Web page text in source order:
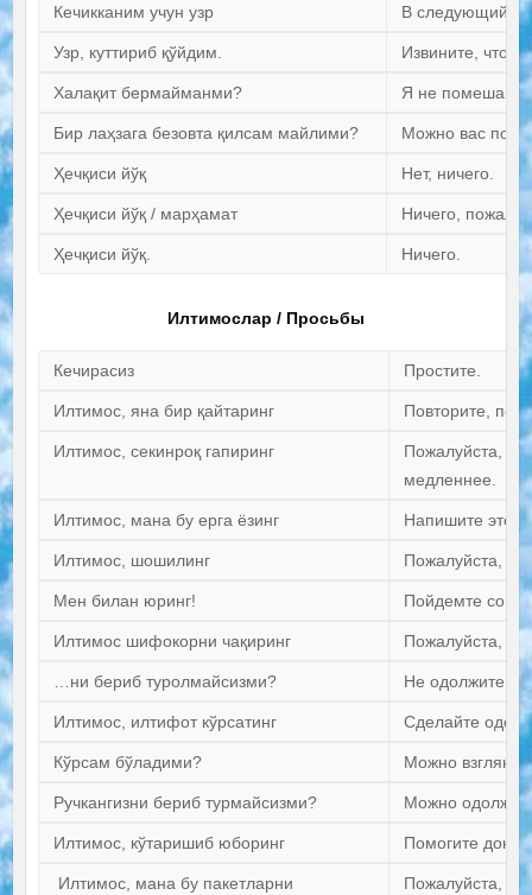
Кечикканим учун узр В следующий
Узр, куттириб қўйдим. Извините, что
Халақит бермайманми? Я не помешаю?
Бир лаҳзага безовта қилсам майлими? Можно вас
Ҳечқиси йўқ Нет, ничего.
Ҳечқиси йўқ / марҳамат Ничего,
Ҳечқиси йўқ. Ничего.
Илтимослар / Просьбы
Кечирасиз Простите.
Илтимос, яна бир қайтаринг Повторите,
Илтимос, секинроқ гапиринг
Пожалуйста,
медленнее.
Илтимос, мана бу ерга ёзинг Напишите это
Илтимос, шошилинг Пожалуйста,
Мен билан юринг! Пойдемте со
Илтимос шифокорни чақиринг Пожалуйста,
…ни бериб туролмайсизми? Не одолжите…?
Илтимос, илтифот кўрсатинг Сделайте
Кўрсам бўладими? Можно
Ручкангизни бериб турмайсизми? Можно
Илтимос, кўтаришиб юборинг Помогите
Илтимос, мана бу пакетларни
Пожалуйста,